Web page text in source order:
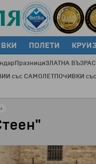
ПОЛЕТИ
ПразнициЗЛАТНА
със САМОЛЕТПОЧИВКИ